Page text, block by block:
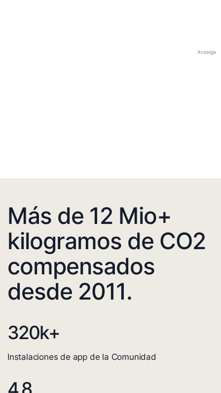
Anzeige
Más de 12 Mio+
kilogramos de CO2
compensados
desde 2011.
320k+
Instalaciones de app de la Comunidad